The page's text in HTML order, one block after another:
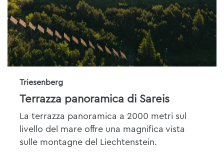
Triesenberg
Terrazza panoramica di Sareis
La terrazza panoramica a 2000 metri sul
livello del mare offre una magnifica vista
sulle montagne del Liechtenstein.